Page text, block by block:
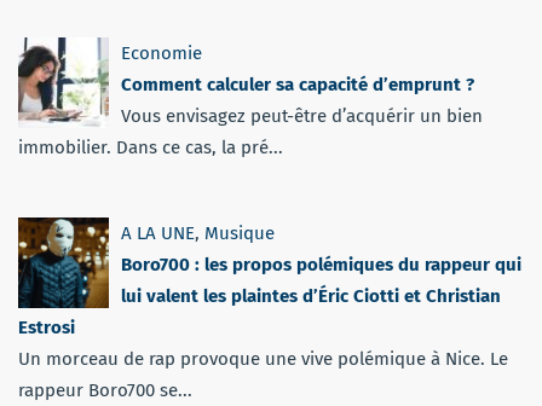
Economie
Comment calculer sa capacité d’emprunt ?
Vous envisagez peut-être d’acquérir un bien
immobilier. Dans ce cas, la pré...
A LA UNE, Musique
Boro700 : les propos polémiques du rappeur qui
lui valent les plaintes d’Éric Ciotti et Christian
Estrosi
Un morceau de rap provoque une vive polémique à Nice. Le
rappeur Boro700 se...